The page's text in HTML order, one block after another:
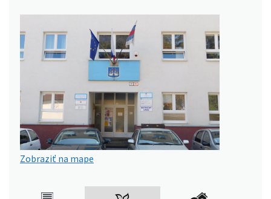
Zobraziť na mape